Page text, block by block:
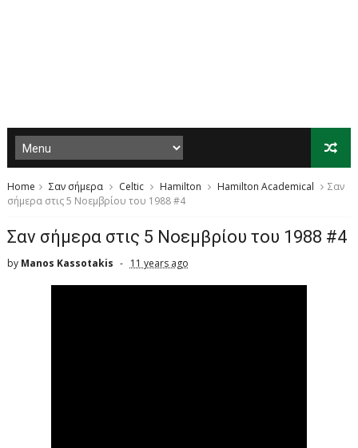
Home Σαν σήμερα Celtic Hamilton Hamilton Academical
Σαν
σήμερα στις 5 Νοεμβρίου του 1988 #4
Σαν σήμερα στις 5 Νοεμβρίου του 1988 #4
by Manos Kassotakis 11 years ago